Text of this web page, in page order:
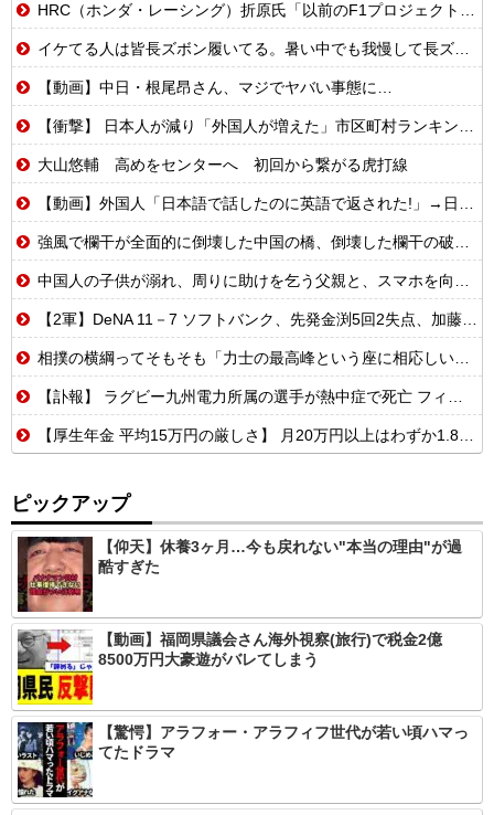
HRC（ホンダ・レーシング）折原氏「以前のF1プロジェクトを経験した専門家を何人か呼び戻しました」
イケてる人は皆長ズボン履いてる。暑い中でも我慢して長ズボン履いてる。半ズボンはモテ無い。厳しいって
【動画】中日・根尾昂さん、マジでヤバい事態に…
【衝撃】 日本人が減り「外国人が増えた」市区町村ランキング…TOP5がこちらｗｗｗｗｗｗ
大山悠輔 高めをセンターへ 初回から繋がる虎打線
【動画】外国人「日本語で話したのに英語で返された!」→日本人「まず発音を聞かせろ」
強風で欄干が全面的に倒壊した中国の橋、倒壊した欄干の破片を調べると凄まじい事実が発覚して……
中国人の子供が溺れ、周りに助けを乞う父親と、スマホを向けてインプレ稼ぎの見物人 [8/8]
【2軍】DeNA 11－7 ソフトバンク、先発金渕5回2失点、加藤響4連続安打！井上朋が猛打賞4号HR！8～9回橋本2失点小園3失点
相撲の横綱ってそもそも「力士の最高峰という座に相応しいかどうか」で決めるべきであって横綱に相応しい者がいないなら別に不在でもいいはずだよな
【訃報】 ラグビー九州電力所属の選手が熱中症で死亡 フィジー出身の26歳
【厚生年金 平均15万円の厳しさ】 月20万円以上はわずか1.8割、高齢夫婦は毎月4.2万円の赤字に
ピックアップ
【仰天】休養3ヶ月…今も戻れない"本当の理由"が過
酷すぎた
【動画】福岡県議会さん海外視察(旅行)で税金2億
8500万円大豪遊がバレてしまう
【驚愕】アラフォー・アラフィフ世代が若い頃ハマっ
てたドラマ